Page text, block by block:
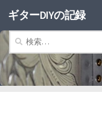
コンテンツへスキップ
ギターDIYの記録